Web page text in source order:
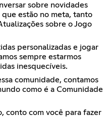
sobre novidades
que estão no meta, tanto
sobre o Jogo
personalizadas e jogar
sempre estarmos
inesquecíveis.
comunidade, contamos
como é a Comunidade
conto com você para fazer